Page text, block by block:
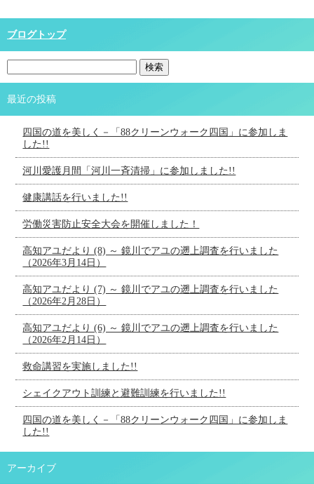
ブログトップ
最近の投稿
四国の道を美しく－「88クリーンウォーク四国」に参加しま
した!!
河川愛護月間「河川一斉清掃」に参加しました!!
健康講話を行いました!!
労働災害防止安全大会を開催しました！
高知アユだより (8) ～ 鏡川でアユの遡上調査を行いました
（2026年3月14日）
高知アユだより (7) ～ 鏡川でアユの遡上調査を行いました
（2026年2月28日）
高知アユだより (6) ～ 鏡川でアユの遡上調査を行いました
（2026年2月14日）
救命講習を実施しました!!
シェイクアウト訓練と避難訓練を行いました!!
四国の道を美しく－「88クリーンウォーク四国」に参加しま
した!!
アーカイブ